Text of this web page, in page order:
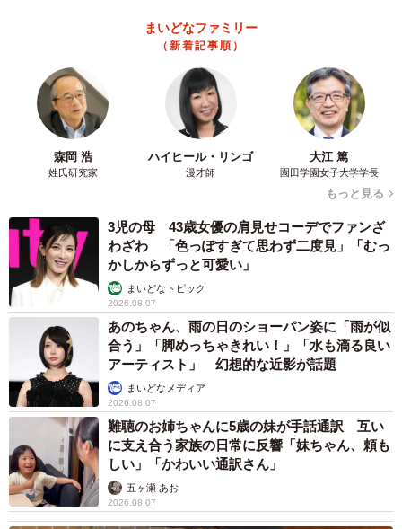
まいどなファミリー
（新着記事順）
森岡 浩
姓氏研究家
ハイヒール・リンゴ
漫才師
大江 篤
園田学園女子大学学長
もっと見る
3児の母 43歳女優の肩見せコーデでファンざ
わざわ 「色っぽすぎて思わず二度見」「むっ
かしからずっと可愛い」
まいどなトピック
2026.08.07
あのちゃん、雨の日のショーパン姿に「雨が似
合う」「脚めっちゃきれい！」「水も滴る良い
アーティスト」 幻想的な近影が話題
まいどなメディア
2026.08.07
難聴のお姉ちゃんに5歳の妹が手話通訳 互い
に支え合う家族の日常に反響「妹ちゃん、頼も
しい」「かわいい通訳さん」
五ヶ瀬 あお
2026.08.07